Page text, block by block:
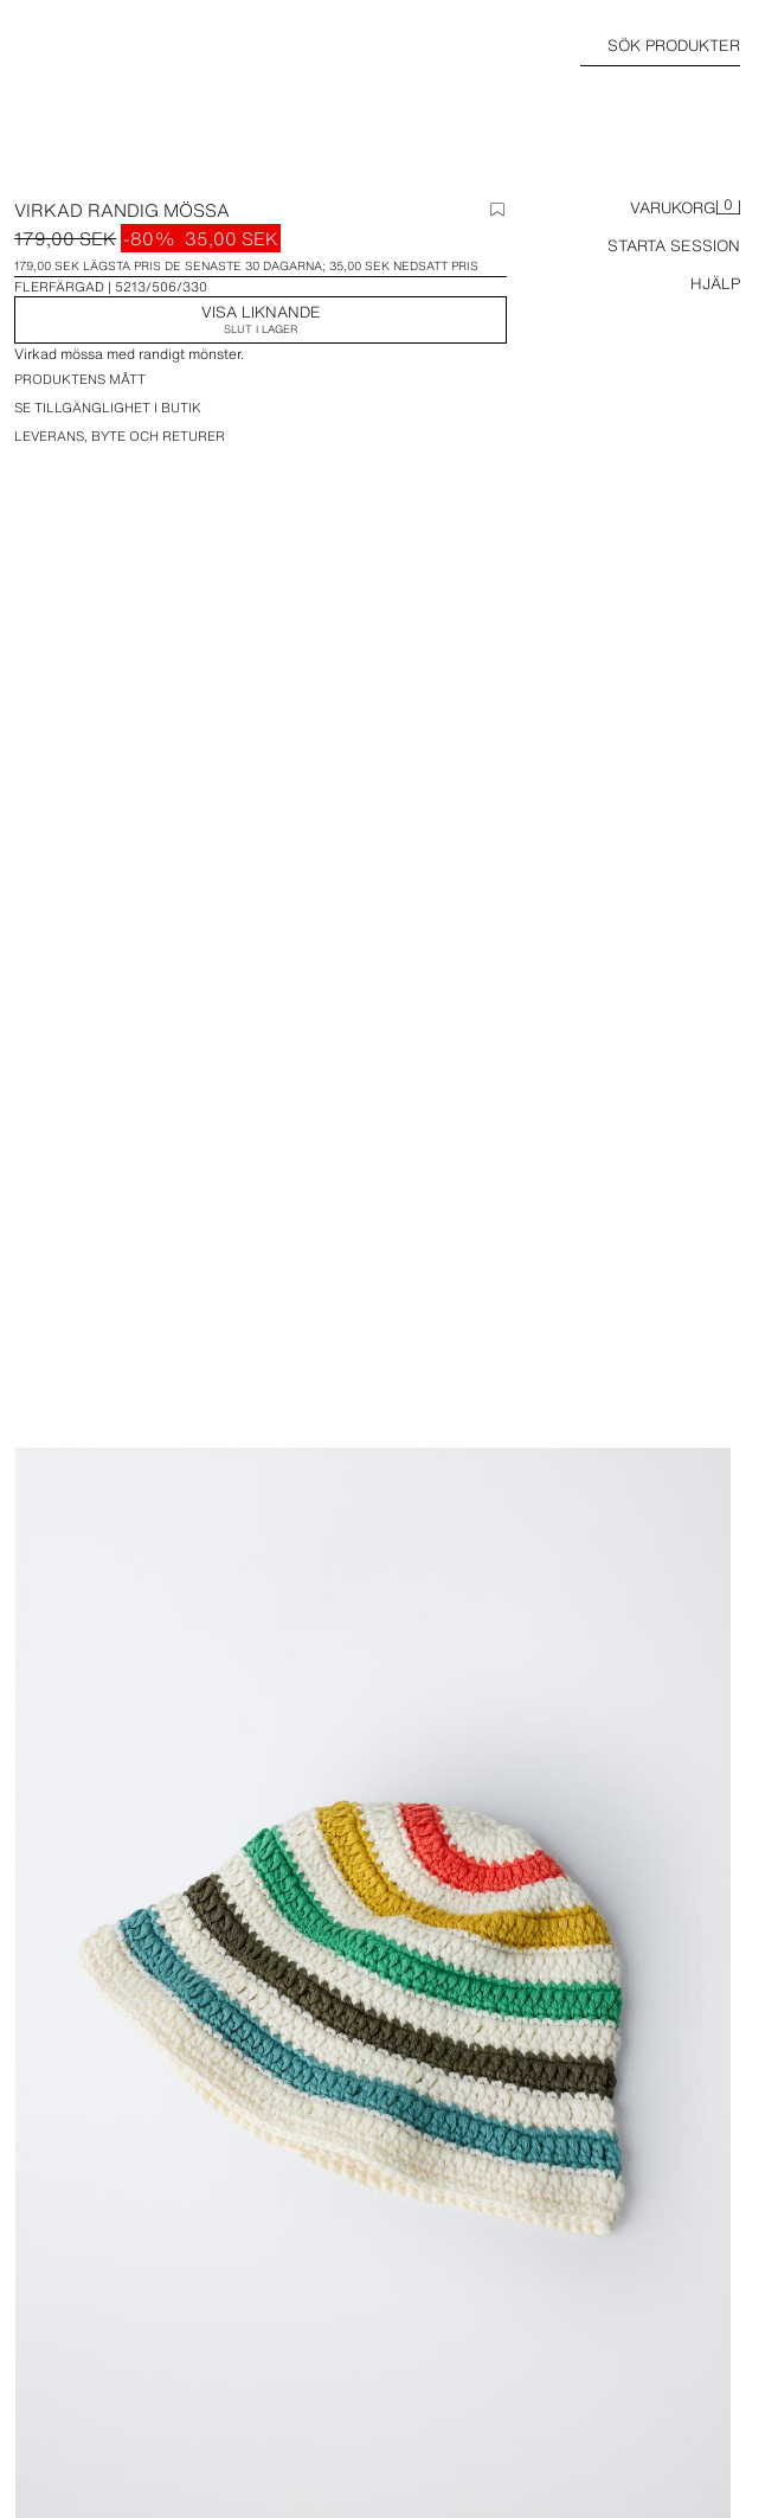
SÖK PRODUKTER
VARUKORG 0
STARTA SESSION
HJÄLP
VIRKAD RANDIG MÖSSA
179,00 SEK -80% 35,00 SEK
179,00 SEK LÄGSTA PRIS DE SENASTE 30 DAGARNA; 35,00 SEK NEDSATT PRIS
FLERFÄRGAD 5213/506/330
VISA LIKNANDE
SLUT I LAGER
Virkad mössa med randigt mönster.
PRODUKTENS MÅTT
SE TILLGÄNGLIGHET I BUTIK
LEVERANS, BYTE OCH RETURER